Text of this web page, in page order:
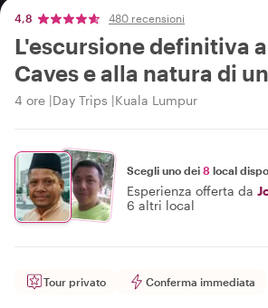
4,8 480 recensioni
L'escursione definitiva
Caves e alla natura di
4 ore Day Trips Kuala Lumpur
Scegli uno dei 8 local
Esperienza offerta da
6 altri local
Tour privato Conferma immediata